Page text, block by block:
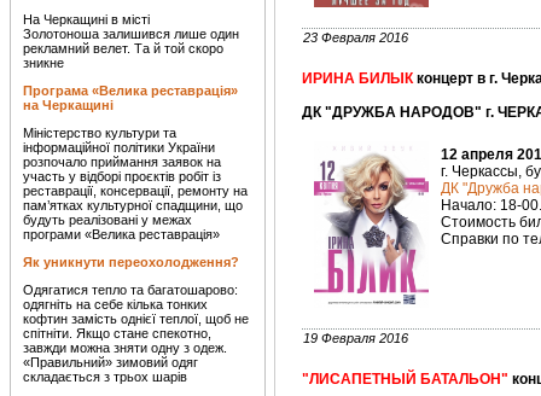
На Черкащині в місті
Золотоноша залишився лише один
рекламний велет. Та й той скоро
зникне
Програма «Велика реставрація»
на Черкащині
Міністерство культури та
інформаційної політики України
розпочало приймання заявок на
участь у відборі проєктів робіт із
реставрації, консервації, ремонту на
пам’ятках культурної спадщини, що
будуть реалізовані у межах
програми «Велика реставрація»
Як уникнути переохолодження?
Одягатися тепло та багатошарово:
одягніть на себе кілька тонких
кофтин замість однієї теплої, щоб не
спітніти. Якщо стане спекотно,
завжди можна зняти одну з одеж.
«Правильний» зимовий одяг
складається з трьох шарів
23 Февраля 2016
ИРИНА БИЛЫКконцерт в г.
ДК "ДРУЖБА НАРОДОВ" г.
12 апреля
г. Черкассы,
ДК "Дружба
Начало: 18-00.
Стоимость
Справки по
19 Февраля 2016
"ЛИСАПЕТНЫЙ БАТАЛЬОН"